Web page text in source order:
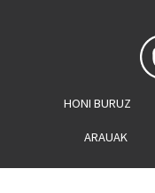
HONI BURUZ
ARAUAK